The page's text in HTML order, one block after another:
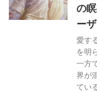
の
ーザ
愛す
を明
一方
界が
てい